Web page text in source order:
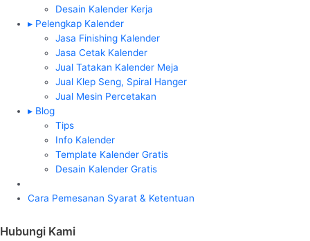
Desain Kalender Kerja
▸ Pelengkap Kalender
Jasa Finishing Kalender
Jasa Cetak Kalender
Jual Tatakan Kalender Meja
Jual Klep Seng, Spiral Hanger
Jual Mesin Percetakan
▸ Blog
Tips
Info Kalender
Template Kalender Gratis
Desain Kalender Gratis
Cara Pemesanan Syarat & Ketentuan
Hubungi Kami